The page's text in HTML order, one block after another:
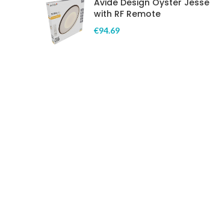
Avide Design Oyster Jesse
with RF Remote
€94.69